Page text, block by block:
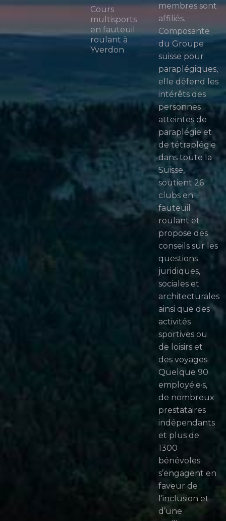
Cours
multisports
en fauteuil
roulant à
Yverdon
membres sont
affiliés.
Composante
du Groupe
suisse pour
paraplégiques,
elle défend les
intérêts des
personnes
atteintes de
paraplégie et
de tétraplégie
dans toute la
Suisse,
soutient 26
clubs en
fauteuil
roulant et
propose des
conseils sur les
questions
juridiques,
sociales et
architecturales
ainsi que des
activités
sportives ou
de loisirs et
des voyages.
Quelque 90
employé·e·s,
de nombreux
prestataires
indépendants
et plus de
1300
bénévoles
s’engagent en
faveur de
l’inclusion et
d’une